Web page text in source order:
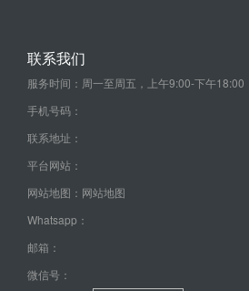
联系我们
服务时间：周一至周五，上午9:00-下午18:00
手机号码：
联系地址：
平台网站：
网站地图： 网站地图
Whatsapp：
邮箱：
微信号：